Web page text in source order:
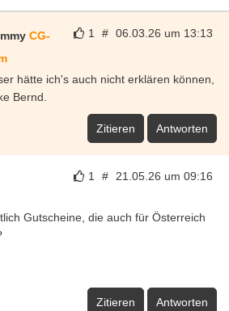
1 # 06.03.26 um 13:13
CG-
hätte ich's auch nicht erklären können,
Bernd.
Zitieren Antworten
1 # 21.05.26 um 09:16
Gutscheine, die auch für Österreich
Zitieren Antworten